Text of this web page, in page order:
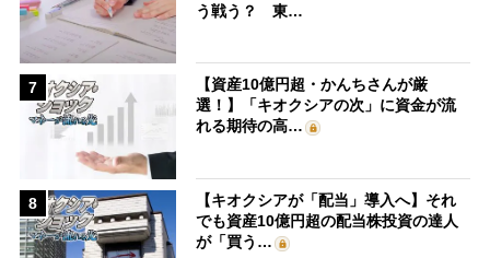
う戦う？ 東…
7
【資産10億円超・かんちさんが厳
選！】「キオクシアの次」に資金が流
れる期待の高…
8
【キオクシアが「配当」導入へ】それ
でも資産10億円超の配当株投資の達人
が「買う…